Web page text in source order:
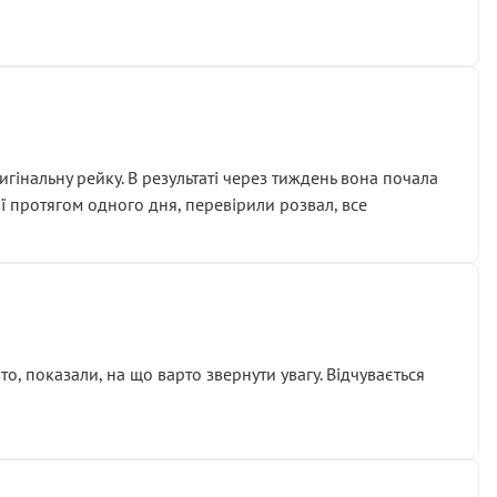
рейку. В результаті через тиждень вона почала
протягом одного дня, перевірили розвал, все
на що варто звернути увагу. Відчувається